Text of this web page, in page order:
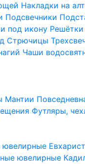
Накладки на
Подсвечники
под икону
Стрючицы
Чаши
Мантии
Футляры,
ювелирные
ювелирные